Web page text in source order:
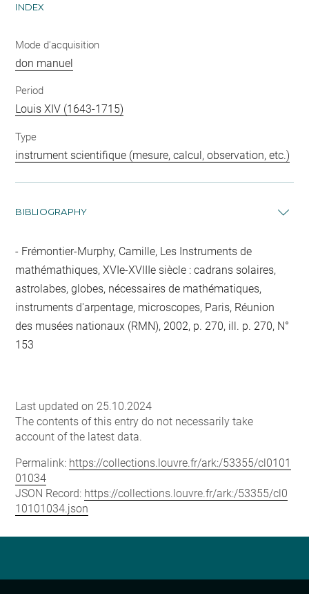
INDEX
Mode d'acquisition
don manuel
Period
Louis XIV (1643-1715)
Type
instrument scientifique (mesure, calcul, observation, etc.)
BIBLIOGRAPHY
Frémontier-Murphy, Camille, Les Instruments de
mathémathiques, XVIe-XVIIIe siècle : cadrans solaires,
astrolabes, globes, nécessaires de mathématiques,
instruments d'arpentage, microscopes, Paris, Réunion
des musées nationaux (RMN), 2002, p. 270, ill. p. 270, N°
153
Last updated on 25.10.2024
The contents of this entry do not necessarily take
account of the latest data.
Permalink: https://collections.louvre.fr/ark:/53355/cl0101
01034
JSON Record: https://collections.louvre.fr/ark:/53355/cl0
10101034.json